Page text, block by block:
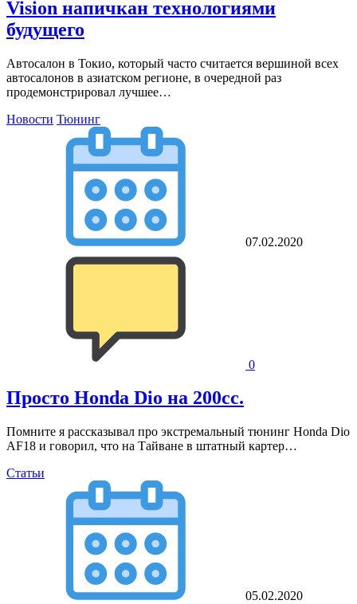
Vision напичкан технологиями
будущего
Автосалон в Токио, который часто считается вершиной всех
автосалонов в азиатском регионе, в очередной раз
продемонстрировал лучшее…
Новости Тюнинг
07.02.2020
0
Просто Honda Dio на 200cc.
Помните я рассказывал про экстремальный тюнинг Honda Dio
AF18 и говорил, что на Тайване в штатный картер…
Статьи
05.02.2020